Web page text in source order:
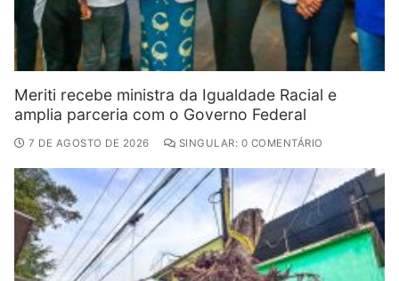
Meriti recebe ministra da Igualdade Racial e
amplia parceria com o Governo Federal
7 DE AGOSTO DE 2026 SINGULAR: 0 COMENTÁRIO